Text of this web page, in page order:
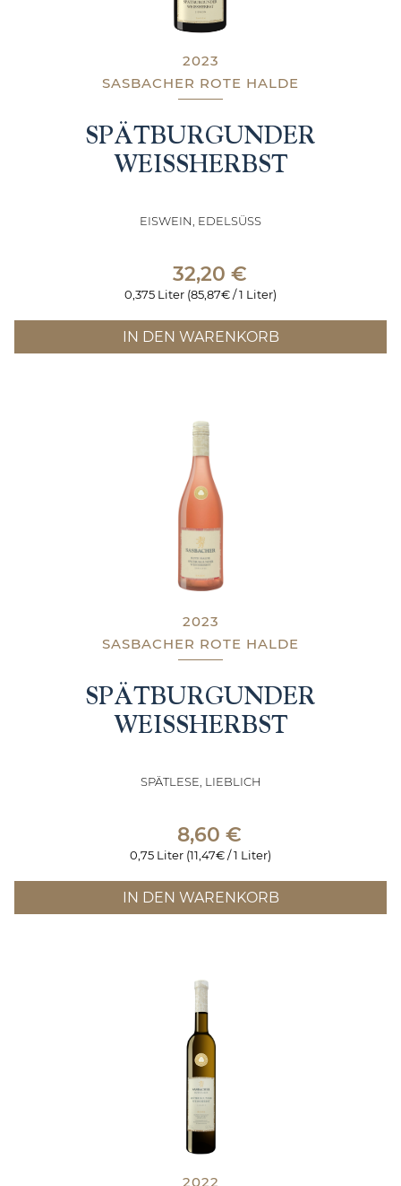
2023
SASBACHER ROTE HALDE
SPÄTBURGUNDER
WEISSHERBST
EISWEIN, EDELSÜSS
32,20 €
0,375 Liter (85,87€ / 1 Liter)
IN DEN WARENKORB
2023
SASBACHER ROTE HALDE
SPÄTBURGUNDER
WEISSHERBST
SPÄTLESE, LIEBLICH
8,60 €
0,75 Liter (11,47€ / 1 Liter)
IN DEN WARENKORB
2022